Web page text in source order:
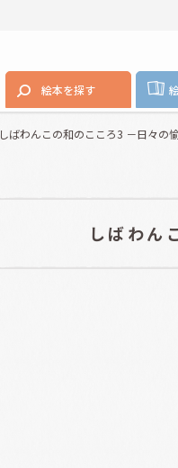
絵本を探す
しばわんこの和のこころ3 －日々の
しばわん